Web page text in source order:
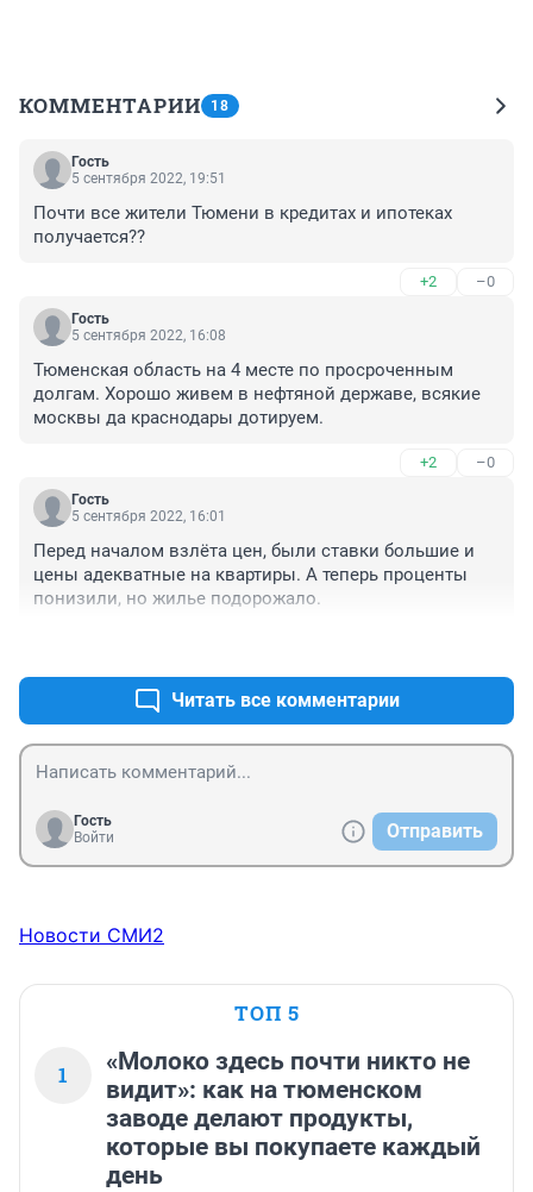
КОММЕНТАРИИ 18
Гость
5 сентября 2022, 19:51
Почти все жители Тюмени в кредитах и ипотеках
получается??
+2 –0
Гость
5 сентября 2022, 16:08
Тюменская область на 4 месте по просроченным
долгам. Хорошо живем в нефтяной державе, всякие
москвы да краснодары дотируем.
+2 –0
Гость
5 сентября 2022, 16:01
Перед началом взлёта цен, были ставки большие и
цены адекватные на квартиры. А теперь проценты
понизили, но жилье подорожало.
Читать все комментарии
Гость
Войти
Отправить
Новости СМИ2
ТОП 5
1
«Молоко здесь почти никто не
видит»: как на тюменском
заводе делают продукты,
которые вы покупаете каждый
день